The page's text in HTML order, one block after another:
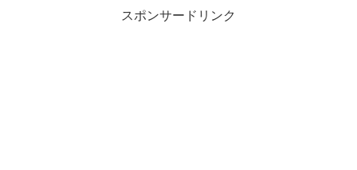
スポンサードリンク